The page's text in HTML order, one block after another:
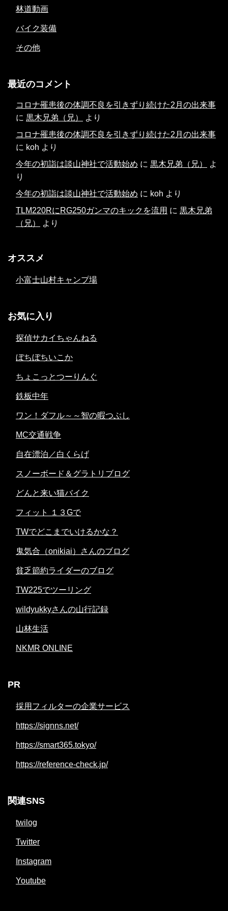
林道動画
バイク装備
その他
最近のコメント
コロナ罹患後の体調不良を引きずり続けた2月の出来事
に 黒木兄弟（兄）
より
コロナ罹患後の体調不良を引きずり続けた2月の出来事
に koh より
今年の初詣は談山神社で活動始め に 黒木兄弟（兄）
よ
り
今年の初詣は談山神社で活動始め に koh より
TLM220RにRG250ガンマのキックを流用 に 黒木兄弟
（兄）
より
オススメ
小富士山村キャンプ場
お気に入り
探偵サカイちゃんねる
ぼちぼちいこか
ちょこっとつーりんぐ
鉄板中年
ワン！ダフル～～智の暇つぶし
MC交通戦争
自在漂泊／白くらげ
スノーボード＆グラトリブログ
どんと来い猫バイク
フィット １３Gで
TWでどこまでいけるかな？
鬼気合（onikiai）さんのブログ
貧乏節約ライダーのブログ
TW225でツーリング
wildyukkyさんの山行記録
山林生活
NKMR ONLINE
PR
採用フィルターの企業サービス
https://signns.net/
https://smart365.tokyo/
https://reference-check.jp/
関連SNS
twilog
Twitter
Instagram
Youtube